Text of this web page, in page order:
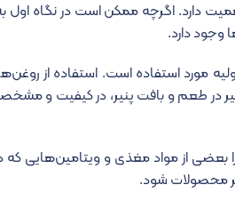
دارد. اگرچه ممکن است در نگاه اول
وجود دارد.
مورد استفاده است. استفاده از
در طعم و بافت پنیر، در کیفیت و
بعضی از مواد مغذی و ویتامین‌هایی
محصولات شود.